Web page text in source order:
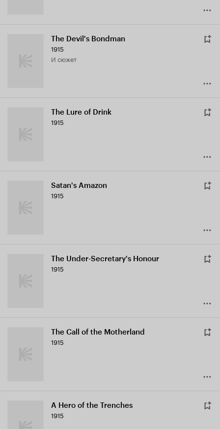
The Devil's Bondman
1915
и сюжет
The Lure of Drink
1915
Satan's Amazon
1915
The Under-Secretary's Honour
1915
The Call of the Motherland
1915
A Hero of the Trenches
1915